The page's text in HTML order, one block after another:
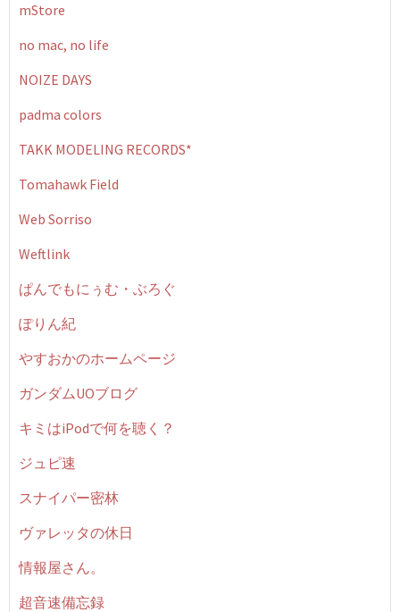
mStore
no mac, no life
NOIZE DAYS
padma colors
TAKK MODELING RECORDS*
Tomahawk Field
Web Sorriso
Weftlink
ぱんでもにぅむ・ぶろぐ
ぽりん紀
やすおかのホームページ
ガンダムUOブログ
キミはiPodで何を聴く？
ジュピ速
スナイパー密林
ヴァレッタの休日
情報屋さん。
超音速備忘録